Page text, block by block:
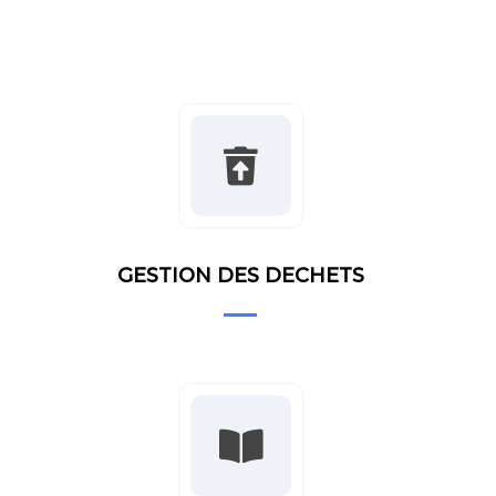
GESTION DES DECHETS